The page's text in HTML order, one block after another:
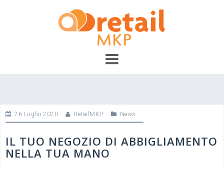
26 Luglio 2020 RetailMKP News
IL TUO NEGOZIO DI ABBIGLIAMENTO
NELLA TUA MANO